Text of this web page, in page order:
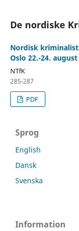
De nordiske
Nordisk
Oslo 22.-24. august
NTfK
285-287
PDF
Sprog
English
Dansk
Svenska
Information